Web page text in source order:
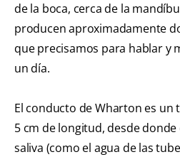
de la boca, cerca de la
producen aproximadamente
que precisamos para hablar y
un día.
El conducto de Wharton es un
5 cm de longitud, desde
saliva (como el agua de las